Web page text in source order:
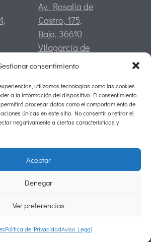
consentimiento
utilizamos tecnologías como las cookies
a la información del dispositivo. El consentimiento
procesar datos como el comportamiento de
únicas en este sitio. No consentir o retirar el
negativamente a ciertas características y
Aceptar
Denegar
Ver preferencias
Política de PrivacidadAviso Legal
Av. Rosalía de
Castro, 175,
Bajo, 36610
Vilagarcía de
Arousa,
67